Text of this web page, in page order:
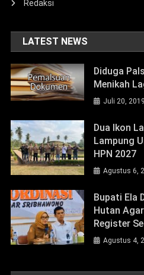
Redaksi
LATEST NEWS
Diduga
Menikah
Juli 20, 2019
Dua Ikon
Lampung
HPN 2027
Agustus 6,
Bupati Ela
Hutan
Register
Agustus 4,